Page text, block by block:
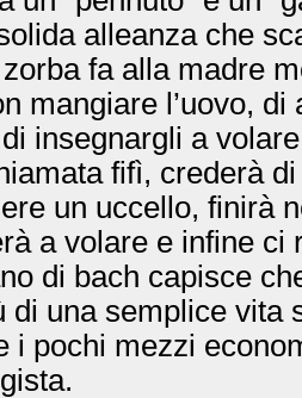
alleanza che
fa alla madre
mangiare l’uovo,
insegnargli a
fifì, crederà
un uccello, finirà
a volare e infine ci
di bach capisce
di una semplice vita
i pochi mezzi